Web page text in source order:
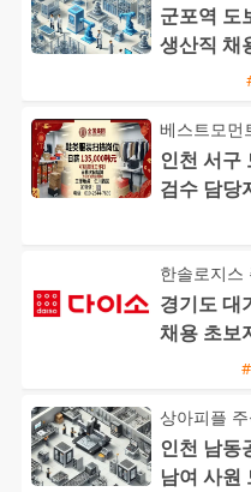
군포역 도
생산직 채
베스트모먼
인천 서구
검수 담당
한솔로지스
경기도 대
채용 초보
상아피플
인천 남동
남여 사원